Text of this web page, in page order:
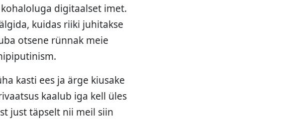
digitaalset imet.
kuidas riiki juhitakse
otsene rünnak meie
kasti ees ja ärge kiusake
kaalub iga kell üles
just täpselt nii meil siin